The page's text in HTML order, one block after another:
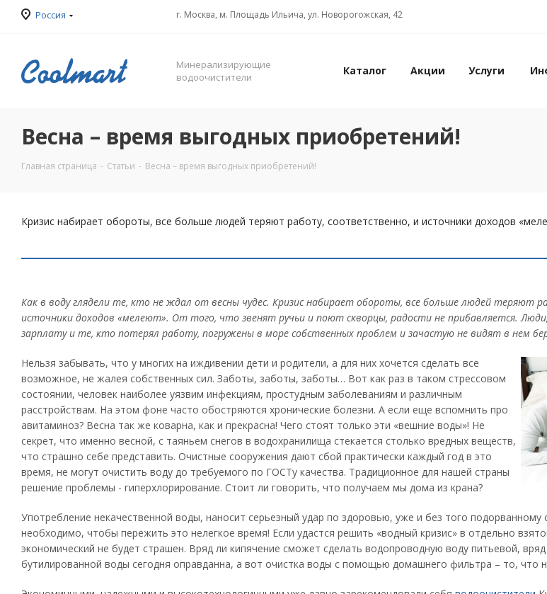
Россия г. Москва, м. Площадь Ильича, ул. Новорогожская, 42
Минерализирующие
водоочистители
Каталог Акции Услуги
Весна – время выгодных приобретений!
Главная страница - Статьи - Весна – время выгодных приобретений!
Кризис набирает обороты, все больше людей теряют работу, соответственно, и источники доходов
Как в воду глядели те, кто не ждал от весны чудес. Кризис набирает обороты, все больше людей теряют
источники доходов «мелеют». От того, что звенят ручьи и поют скворцы, радости не прибавляется.
зарплату и те, кто потерял работу, погружены в море собственных проблем и зачастую не видят в нем
Нельзя забывать, что у многих на иждивении дети и родители, а для них хочется сделать все
возможное, не жалея собственных сил. Заботы, заботы, заботы… Вот как раз в таком стрессовом
состоянии, человек наиболее уязвим инфекциям, простудным заболеваниям и различным
расстройствам. На этом фоне часто обостряются хронические болезни. А если еще вспомнить про
авитаминоз? Весна так же коварна, как и прекрасна! Чего стоят только эти «вешние воды»! Не
секрет, что именно весной, с таяньем снегов в водохранилища стекается столько вредных веществ,
что страшно себе представить. Очистные сооружения дают сбой практически каждый год в это
время, не могут очистить воду до требуемого по ГОСТу качества. Традиционное для нашей страны
решение проблемы - гиперхлорирование. Стоит ли говорить, что получаем мы дома из крана?
Употребление некачественной воды, наносит серьезный удар по здоровью, уже и без того подорванному
необходимо, чтобы пережить это нелегкое время! Если удастся решить «водный кризис» в отдельно
экономический не будет страшен. Вряд ли кипячение сможет сделать водопроводную воду питьевой,
бутилированной воды сегодня оправданна, а вот очистка воды с помощью домашнего фильтра – то, что